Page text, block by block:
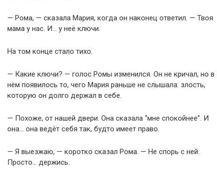
— Рома, — сказала Мария, когда он наконец ответил. — Твоя
мама у нас. И… у неё ключи.
На том конце стало тихо.
— Какие ключи? — голос Ромы изменился. Он не кричал, но в
нём появилось то, чего Мария раньше не слышала: злость,
которую он долго держал в себе.
— Похоже, от нашей двери. Она сказала “мне спокойнее”. И
она… она ведёт себя так, будто имеет право.
— Я выезжаю, — коротко сказал Рома. — Не спорь с ней.
Просто… держись.